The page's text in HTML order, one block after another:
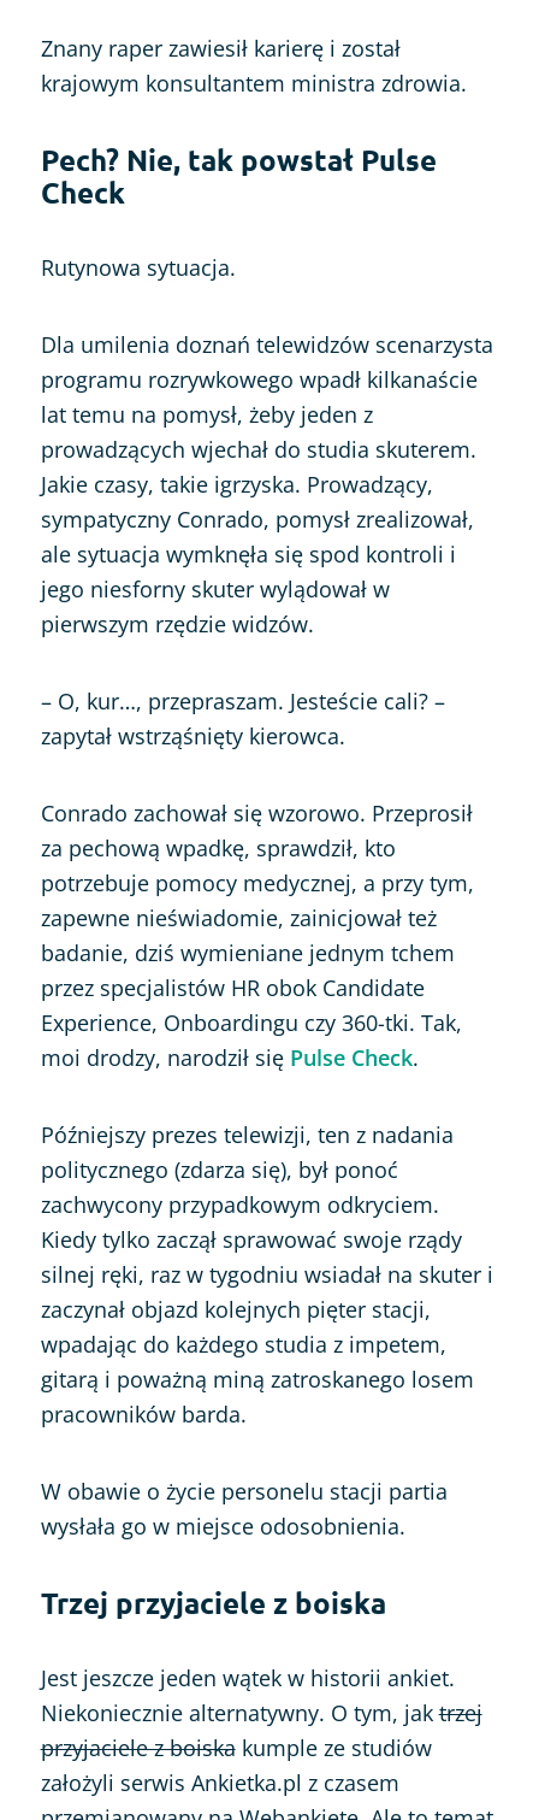
Znany raper zawiesił karierę i został
krajowym konsultantem ministra zdrowia.
Pech? Nie, tak powstał Pulse
Check
Rutynowa sytuacja.
Dla umilenia doznań telewidzów scenarzysta
programu rozrywkowego wpadł kilkanaście
lat temu na pomysł, żeby jeden z
prowadzących wjechał do studia skuterem.
Jakie czasy, takie igrzyska. Prowadzący,
sympatyczny Conrado, pomysł zrealizował,
ale sytuacja wymknęła się spod kontroli i
jego niesforny skuter wylądował w
pierwszym rzędzie widzów.
– O, kur…, przepraszam. Jesteście cali? –
zapytał wstrząśnięty kierowca.
Conrado zachował się wzorowo. Przeprosił
za pechową wpadkę, sprawdził, kto
potrzebuje pomocy medycznej, a przy tym,
zapewne nieświadomie, zainicjował też
badanie, dziś wymieniane jednym tchem
przez specjalistów HR obok Candidate
Experience, Onboardingu czy 360-tki. Tak,
moi drodzy, narodził się Pulse Check.
Późniejszy prezes telewizji, ten z nadania
politycznego (zdarza się), był ponoć
zachwycony przypadkowym odkryciem.
Kiedy tylko zaczął sprawować swoje rządy
silnej ręki, raz w tygodniu wsiadał na skuter i
zaczynał objazd kolejnych pięter stacji,
wpadając do każdego studia z impetem,
gitarą i poważną miną zatroskanego losem
pracowników barda.
W obawie o życie personelu stacji partia
wysłała go w miejsce odosobnienia.
Trzej przyjaciele z boiska
Jest jeszcze jeden wątek w historii ankiet.
Niekoniecznie alternatywny. O tym, jaktrzej
przyjaciele z boiskakumple ze studiów
założyli serwis Ankietka.pl z czasem